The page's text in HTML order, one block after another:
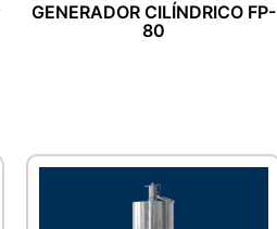
GENERADOR CILÍNDRICO FP-
80